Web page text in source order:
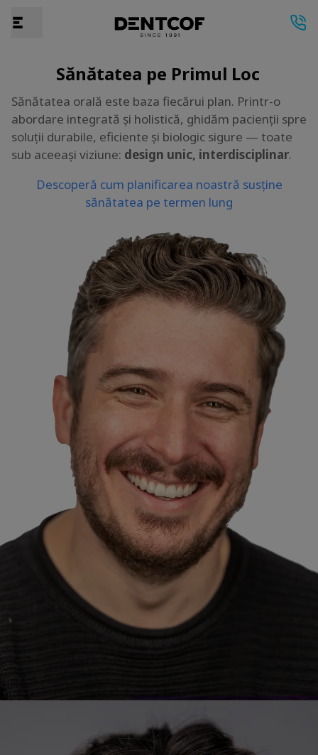
Sănătatea pe Primul Loc
Sănătatea orală este baza fiecărui plan. Printr-o
abordare integrată și holistică, ghidăm pacienții spre
soluții durabile, eficiente și biologic sigure — toate
sub aceeași viziune: design unic, interdisciplinar.
Descoperă cum planificarea noastră susține
sănătatea pe termen lung